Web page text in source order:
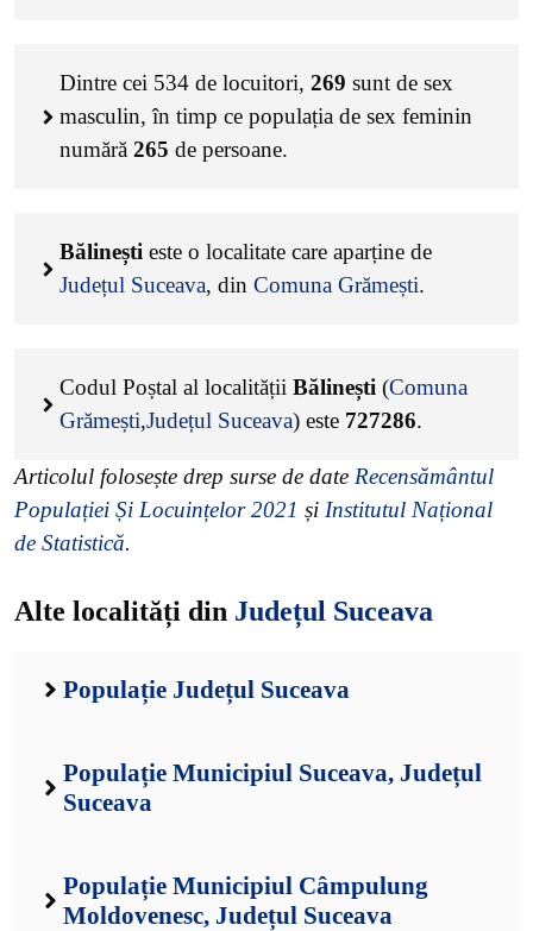
Dintre cei 534 de locuitori, 269 sunt de sex
masculin, în timp ce populația de sex feminin
numără 265 de persoane.
Bălinești este o localitate care aparține de
Județul Suceava, din Comuna Grămești.
Codul Poștal al localității Bălinești (Comuna
Grămești,Județul Suceava) este 727286.
Articolul folosește drep surse de date Recensământul
Populației Și Locuințelor 2021 și Institutul Național
de Statistică.
Alte localități din Județul Suceava
Populație Județul Suceava
Populație Municipiul Suceava, Județul
Suceava
Populație Municipiul Câmpulung
Moldovenesc, Județul Suceava